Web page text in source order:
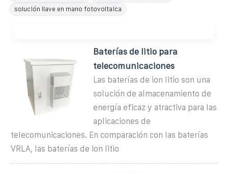
solución llave en mano fotovoltaica
Baterías de litio para
telecomunicaciones
Las baterías de ion litio son una
solución de almacenamiento de
energía eficaz y atractiva para las
aplicaciones de
telecomunicaciones. En comparación con las baterías
VRLA, las baterías de ion litio